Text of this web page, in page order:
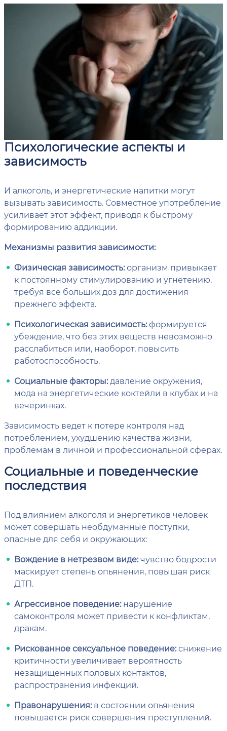
Психологические аспекты и
зависимость
И алкоголь, и энергетические напитки могут
вызывать зависимость. Совместное употребление
усиливает этот эффект, приводя к быстрому
формированию аддикции.
Механизмы развития зависимости:
Физическая зависимость:организм привыкает
к постоянному стимулированию и угнетению,
требуя все больших доз для достижения
прежнего эффекта.
Психологическая зависимость:формируется
убеждение, что без этих веществ невозможно
расслабиться или, наоборот, повысить
работоспособность.
Социальные факторы:давление окружения,
мода на энергетические коктейли в клубах и на
вечеринках.
Зависимость ведет к потере контроля над
потреблением, ухудшению качества жизни,
проблемам в личной и профессиональной сферах.
Социальные и поведенческие
последствия
Под влиянием алкоголя и энергетиков человек
может совершать необдуманные поступки,
опасные для себя и окружающих:
Вождение в нетрезвом виде:чувство бодрости
маскирует степень опьянения, повышая риск
ДТП.
Агрессивное поведение:нарушение
самоконтроля может привести к конфликтам,
дракам.
Рискованное сексуальное поведение:снижение
критичности увеличивает вероятность
незащищенных половых контактов,
распространения инфекций.
Правонарушения:в состоянии опьянения
повышается риск совершения преступлений.